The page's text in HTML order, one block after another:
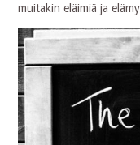
muitakin eläimiä ja